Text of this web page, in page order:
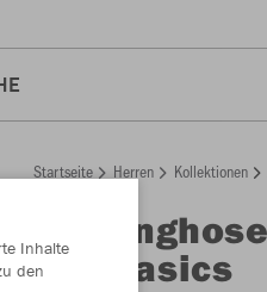
Startseite Herren Kollektionen
Jogginghose
Basics
Inhalte
den